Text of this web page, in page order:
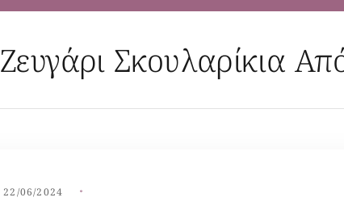
Ζευγάρι Σκουλαρίκια
22/06/2024